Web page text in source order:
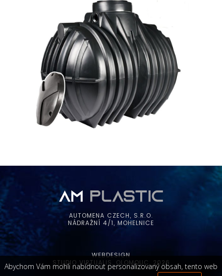
AUTOMENA CZECH, S.R.O.
NÁDRAŽNÍ 4/1, MOHELNICE
WEBDESIGN
STUDIO VIRTUALIS, OLOMOUC, 2026
Abychom Vám mohli nabídnout personalizovaný obsah, tento web